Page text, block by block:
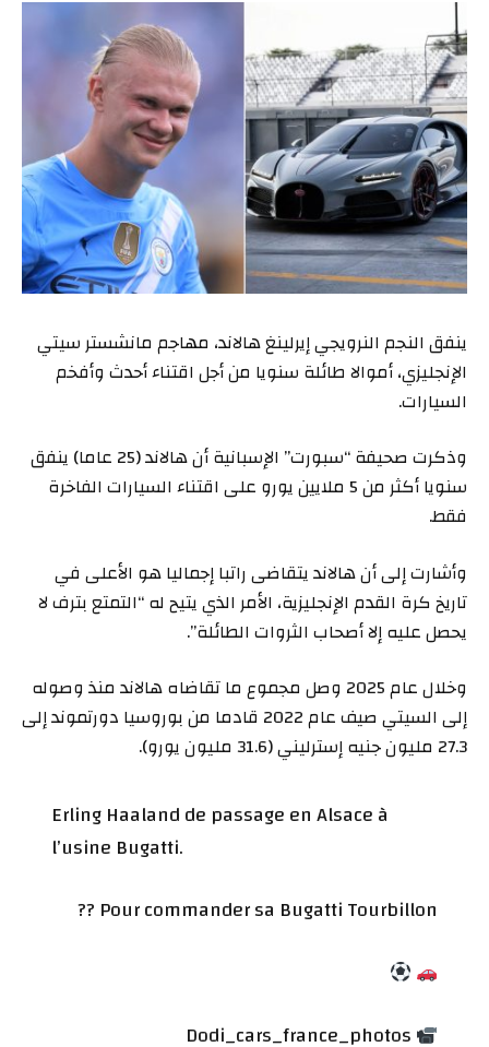
ينفق النجم النرويجي إيرلينغ هالاند، مهاجم مانشستر سيتي
الإنجليزي، أموالا طائلة سنويا من أجل اقتناء أحدث وأفخم
السيارات.
وذكرت صحيفة “سبورت” الإسبانية أن هالاند (25 عاما) ينفق
سنويا أكثر من 5 ملايين يورو على اقتناء السيارات الفاخرة
فقط.
وأشارت إلى أن هالاند يتقاضى راتبا إجماليا هو الأعلى في
تاريخ كرة القدم الإنجليزية، الأمر الذي يتيح له “التمتع بترف لا
يحصل عليه إلا أصحاب الثروات الطائلة”.
وخلال عام 2025 وصل مجموع ما تقاضاه هالاند منذ وصوله
إلى السيتي صيف عام 2022 قادما من بوروسيا دورتموند إلى
27.3 مليون جنيه إسترليني (31.6 مليون يورو).
Erling Haaland de passage en Alsace à
l’usine Bugatti.
Pour commander sa Bugatti Tourbillon ??
Dodi_cars_france_photos